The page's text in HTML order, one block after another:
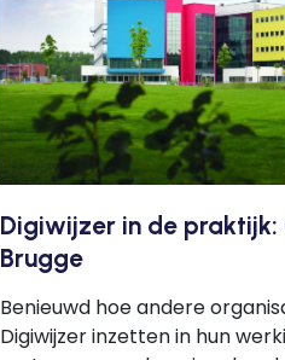
Digiwijzer in de praktijk:
Brugge
Benieuwd hoe andere
Digiwijzer inzetten in hun